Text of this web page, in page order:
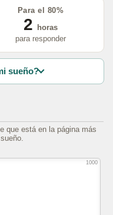
Para el 80%
2
horas
para responder
sueño?
que está en la página más
1000